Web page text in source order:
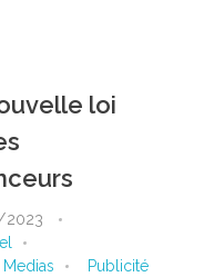
loi
Publicité